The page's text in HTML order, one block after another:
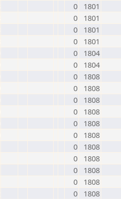
0
1801
0
1801
0
1801
0
1801
0
1804
0
1804
0
1808
0
1808
0
1808
0
1808
0
1808
0
1808
0
1808
0
1808
0
1808
0
1808
0
1808